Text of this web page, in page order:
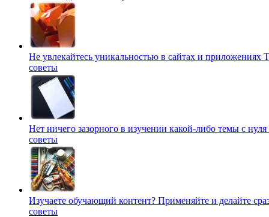
Не увлекайтесь уникальностью в сайтах и приложениях
советы
Нет ничего зазорного в изучении какой-либо темы с нуля
советы
Изучаете обучающий контент? Применяйте и делайте
советы